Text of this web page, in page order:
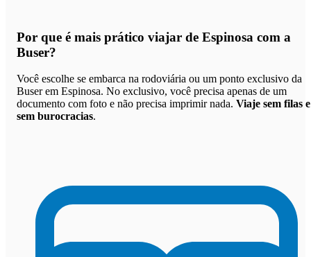
Por que é mais prático viajar de Espinosa com a
Buser?
Você escolhe se embarca na rodoviária ou um ponto exclusivo da
Buser em Espinosa. No exclusivo, você precisa apenas de um
documento com foto e não precisa imprimir nada. Viaje sem filas e
sem burocracias.